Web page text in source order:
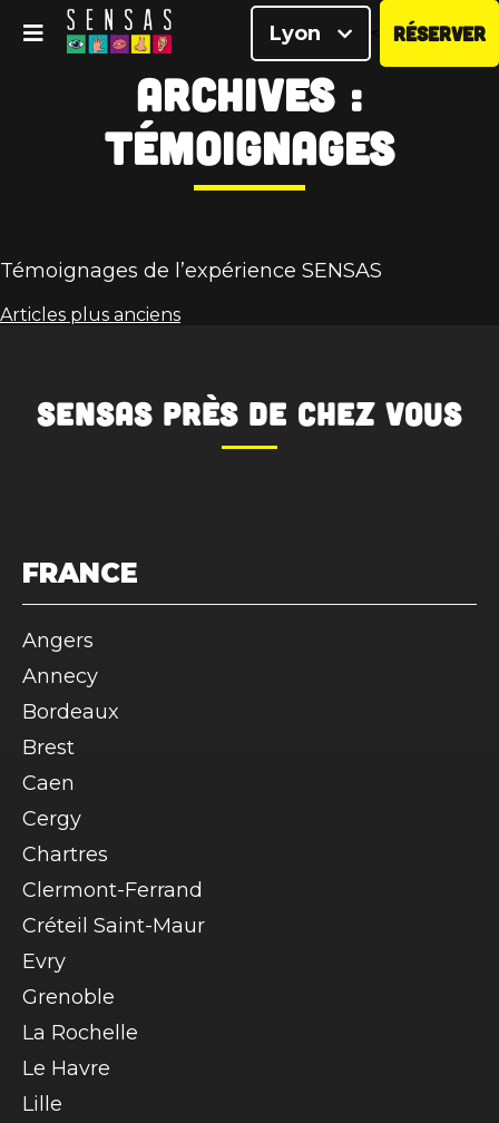
Lyon RÉSERVER
Archives :
Témoignages
Témoignages de l’expérience SENSAS
Navigation
articles
Articles plus anciens
SENSAS près de chez vous
FRANCE
Angers
Annecy
Bordeaux
Brest
Caen
Cergy
Chartres
Clermont-Ferrand
Créteil Saint-Maur
Evry
Grenoble
La Rochelle
Le Havre
Lille